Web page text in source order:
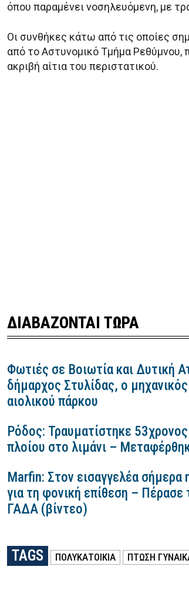
όπου παραμένει νοσηλευόμενη, με
Οι συνθήκες κάτω από τις οποίες
από το Αστυνομικό Τμήμα Ρεθύμνου,
ακριβή αίτια του περιστατικού.
ΔΙΑΒΑΖΟΝΤΑΙ ΤΩΡΑ
Φωτιές σε Βοιωτία και Δυτική
δήμαρχος Στυλίδας, ο
αιολικού πάρκου
Ρόδος: Τραυματίστηκε
πλοίου στο λιμάνι –
Marfin: Στον εισαγγελέα σήμερα
για τη φονική επίθεση – Πέρασε
ΓΑΔΑ (βίντεο)
TAGS ΠΟΛΥΚΑΤΟΙΚΙΑ ΠΤΩΣΗ